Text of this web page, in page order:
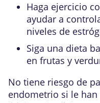
Haga ejercicio
ayudar a
niveles de
Siga una dieta
en frutas y
No tiene riesgo de
endometrio si le